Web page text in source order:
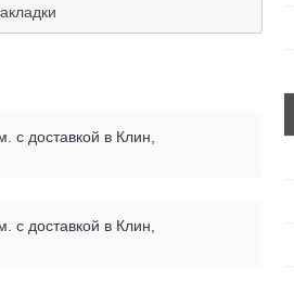
доставкой в Клин,
доставкой в Клин,